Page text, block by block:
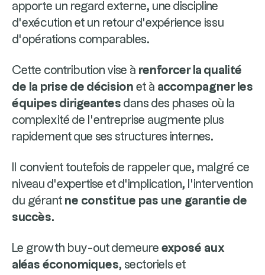
apporte un regard externe, une discipline
d’exécution et un retour d’expérience issu
d’opérations comparables.
Cette contribution vise à renforcer la qualité
de la prise de décision et à accompagner les
équipes dirigeantes dans des phases où la
complexité de l’entreprise augmente plus
rapidement que ses structures internes.
Il convient toutefois de rappeler que, malgré ce
niveau d’expertise et d’implication, l’intervention
du gérant ne constitue pas une garantie de
succès.
Le growth buy-out demeure exposé aux
aléas économiques, sectoriels et